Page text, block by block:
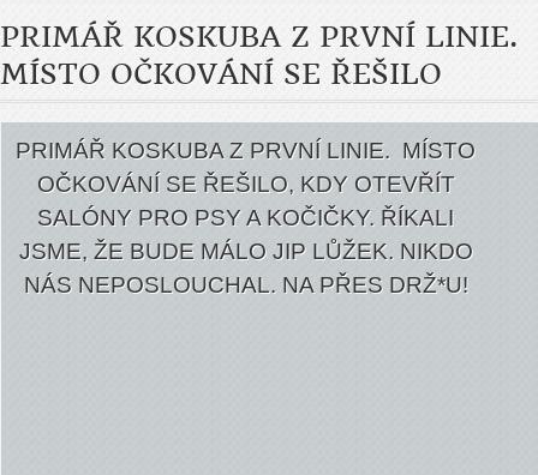
PRIMÁŘ KOSKUBA Z PRVNÍ LINIE.
MÍSTO OČKOVÁNÍ SE ŘEŠILO
PRIMÁŘ KOSKUBA Z PRVNÍ LINIE. MÍSTO
OČKOVÁNÍ SE ŘEŠILO, KDY OTEVŘÍT
SALÓNY PRO PSY A KOČIČKY. ŘÍKALI
JSME, ŽE BUDE MÁLO JIP LŮŽEK. NIKDO
NÁS NEPOSLOUCHAL. NA PŘES DRŽ*U!